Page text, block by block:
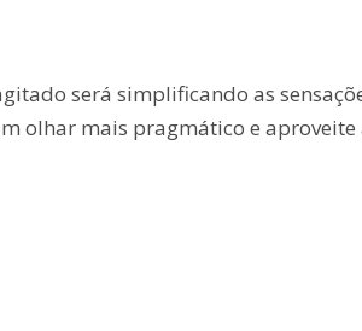
será simplificando as
olhar mais pragmático e aproveite